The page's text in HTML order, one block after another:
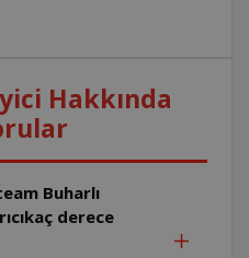
Hakkında
Buharlı
derece